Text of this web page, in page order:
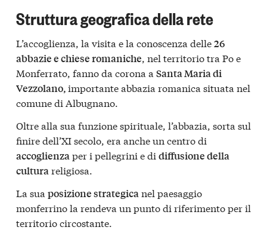
Struttura geografica della rete
L’accoglienza, la visita e la conoscenza delle26
abbazie e chiese romaniche, nel territorio tra Po e
Monferrato, fanno da corona a Santa Maria di
Vezzolano,importante abbazia romanica situata nel
comune di Albugnano.
Oltre alla sua funzione spirituale, l’abbazia, sorta sul
finire dell’XI secolo, era anche un centro di
accoglienzaper i pellegrini e di diffusione della
culturareligiosa.
La sua posizione strategica nel paesaggio
monferrino la rendeva un punto di riferimento per il
territorio circostante.